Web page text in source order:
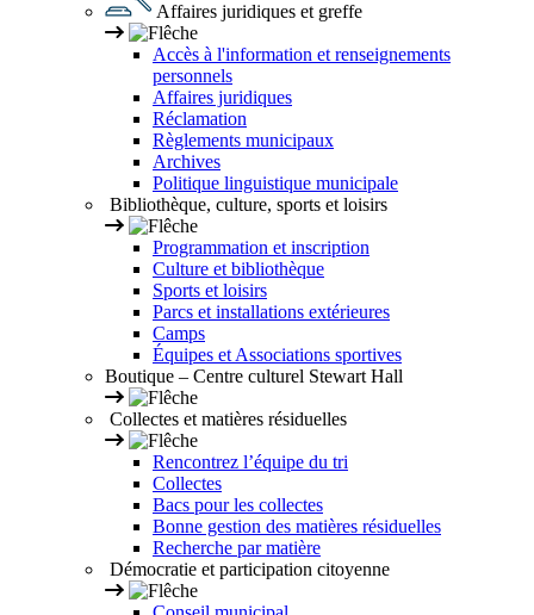
Affaires juridiques et greffe
Accès à l'information et renseignements
personnels
Affaires juridiques
Réclamation
Règlements municipaux
Archives
Politique linguistique municipale
Bibliothèque, culture, sports et loisirs
Programmation et inscription
Culture et bibliothèque
Sports et loisirs
Parcs et installations extérieures
Camps
Équipes et Associations sportives
Boutique – Centre culturel Stewart Hall
Collectes et matières résiduelles
Rencontrez l’équipe du tri
Collectes
Bacs pour les collectes
Bonne gestion des matières résiduelles
Recherche par matière
Démocratie et participation citoyenne